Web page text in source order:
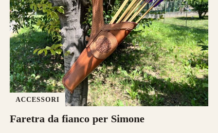
ACCESSORI
Faretra da fianco per Simone